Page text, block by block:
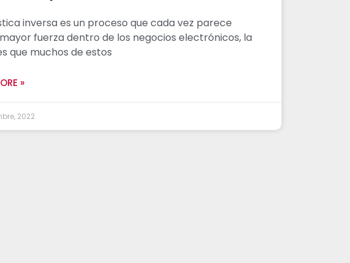
inversa es un proceso que cada vez parece
fuerza dentro de los negocios electrónicos, la
que muchos de estos
»
2022